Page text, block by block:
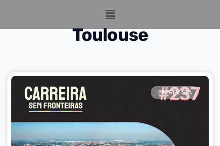
Toulouse
ENTREVISTA